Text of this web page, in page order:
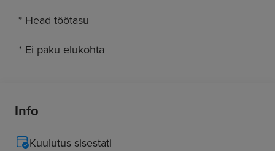
* Head töötasu
* Ei paku elukohta
Info
Kuulutus sisestati